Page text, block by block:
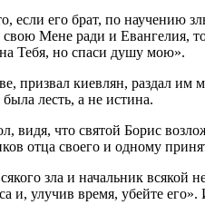
если его брат, по научению
Мене ради и Евангелия,
Тебя, но спаси душу мою».
призвал киевлян, раздал
лесть, а не истина.
что святой Борис
отца своего и одному
зла и начальник
и, улучив время, убейте